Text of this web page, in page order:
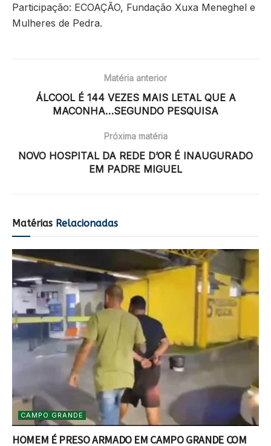
Participação: ECOAÇÃO, Fundação Xuxa Meneghel e
Mulheres de Pedra.
Matéria anterior
ÁLCOOL É 144 VEZES MAIS LETAL QUE A
MACONHA…SEGUNDO PESQUISA
Próxima matéria
NOVO HOSPITAL DA REDE D’OR É INAUGURADO
EM PADRE MIGUEL
Matérias Relacionadas
CAMPO GRANDE
HOMEM É PRESO ARMADO EM CAMPO GRANDE COM